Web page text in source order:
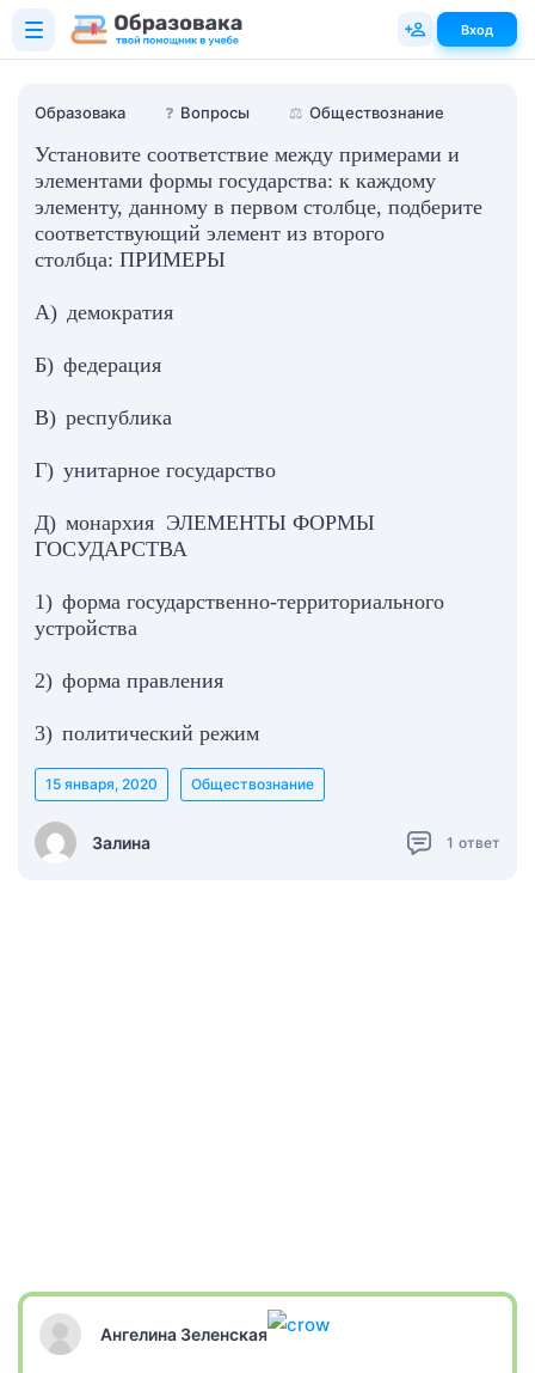
Образовака ❓ Вопросы ⚖️ Обществознание
Установите соответствие между примерами и
элементами формы государства: к каждому
элементу, данному в первом столбце, подберите
соответствующий элемент из второго
столбца: ПРИМЕРЫ
А) демократия
Б) федерация
В) республика
Г) унитарное государство
Д) монархия ЭЛЕМЕНТЫ ФОРМЫ
ГОСУДАРСТВА
1) форма государственно-территориального
устройства
2) форма правления
3) политический режим
Залина
15 января, 2020 Обществознание
1 ответ
Ангелина Зеленская
Вход